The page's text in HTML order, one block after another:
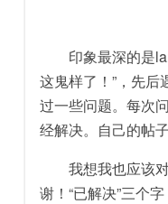
印象最深的是
这鬼样了！”，先
过一些问题。每次
经解决。自己的帖
我想我也应该对
谢！“已解决”三个